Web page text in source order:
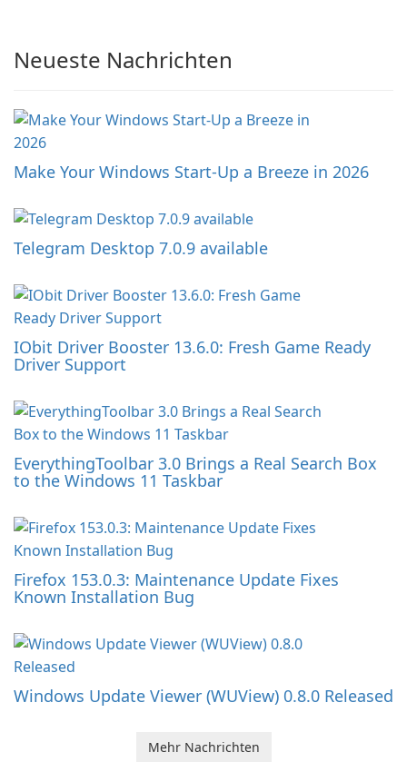
Neueste Nachrichten
Make Your Windows Start-Up a Breeze in 2026
Telegram Desktop 7.0.9 available
IObit Driver Booster 13.6.0: Fresh Game Ready
Driver Support
EverythingToolbar 3.0 Brings a Real Search Box
to the Windows 11 Taskbar
Firefox 153.0.3: Maintenance Update Fixes
Known Installation Bug
Windows Update Viewer (WUView) 0.8.0 Released
Mehr Nachrichten